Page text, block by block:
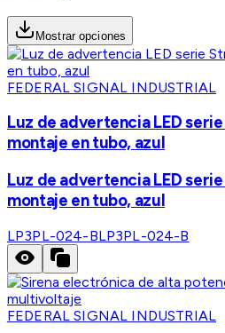
Mostrar opciones
FEDERAL SIGNAL INDUSTRIAL
Luz de advertencia LED
montaje en tubo, azul
Luz de advertencia LED
montaje en tubo, azul
LP3PL-024-BLP3PL-024-B
FEDERAL SIGNAL INDUSTRIAL